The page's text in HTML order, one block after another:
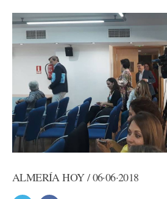
ALMERÍA HOY / 06·06·2018